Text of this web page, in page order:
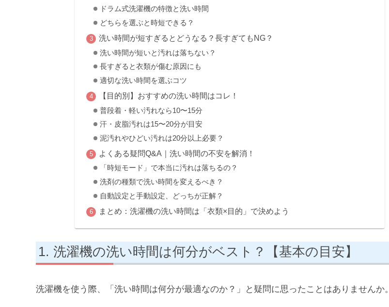
ドラム式洗濯機の特徴と洗い時間
どちらを選ぶと時短できる？
洗い時間が短すぎるとどうなる？長すぎてもNG？
洗い時間が短いと汚れは落ちない？
長すぎると衣類が傷む原因にも
適切な洗い時間を選ぶコツ
【目的別】おすすめの洗い時間はコレ！
普段着・軽い汚れなら10〜15分
汗・皮脂汚れは15〜20分が目安
泥汚れやひどい汚れは20分以上必要？
よくある疑問Q&A｜洗い時間の不安を解消！
「時短モード」で本当に汚れは落ちるの？
洗剤の種類で洗い時間を変えるべき？
自動設定と手動設定、どっちが正解？
まとめ：洗濯機の洗い時間は「衣類×目的」で決めよう
洗濯機の洗い時間は何分がベスト？【基本の目安】
洗濯機を使う際、「洗い時間は何分が最適なのか？」と疑問に思ったことはありませんか。